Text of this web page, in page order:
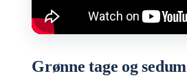
Grønne tage og sedum